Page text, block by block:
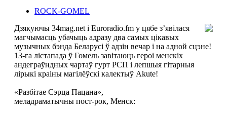
ROCK-GOMEL
Дзякуючы 34mag.net і Euroradio.fm у цябе з’явілася
магчымасць убачыць адразу два самых цікавых
музычных бэнда Беларусі ў адзін вечар і на адной сцэне!
13-га лістапада ў Гомель завітаюць героі менскіх
андеграўндных чартаў гурт РСП і лепшыя гітарныя
лірыкі краіны магілёўскі калектыў Akute!
«Разбітае Сэрца Пацана»,
меладраматычны пост-рок, Менск: